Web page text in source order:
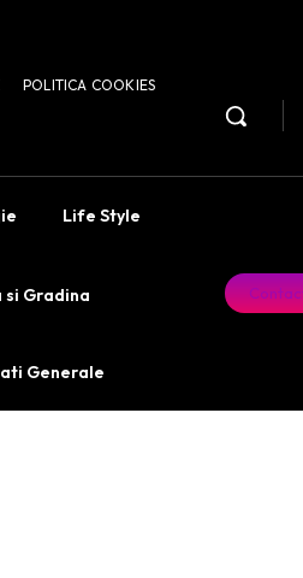
POLITICA COOKIES
Life Style
si Gradina
Generale